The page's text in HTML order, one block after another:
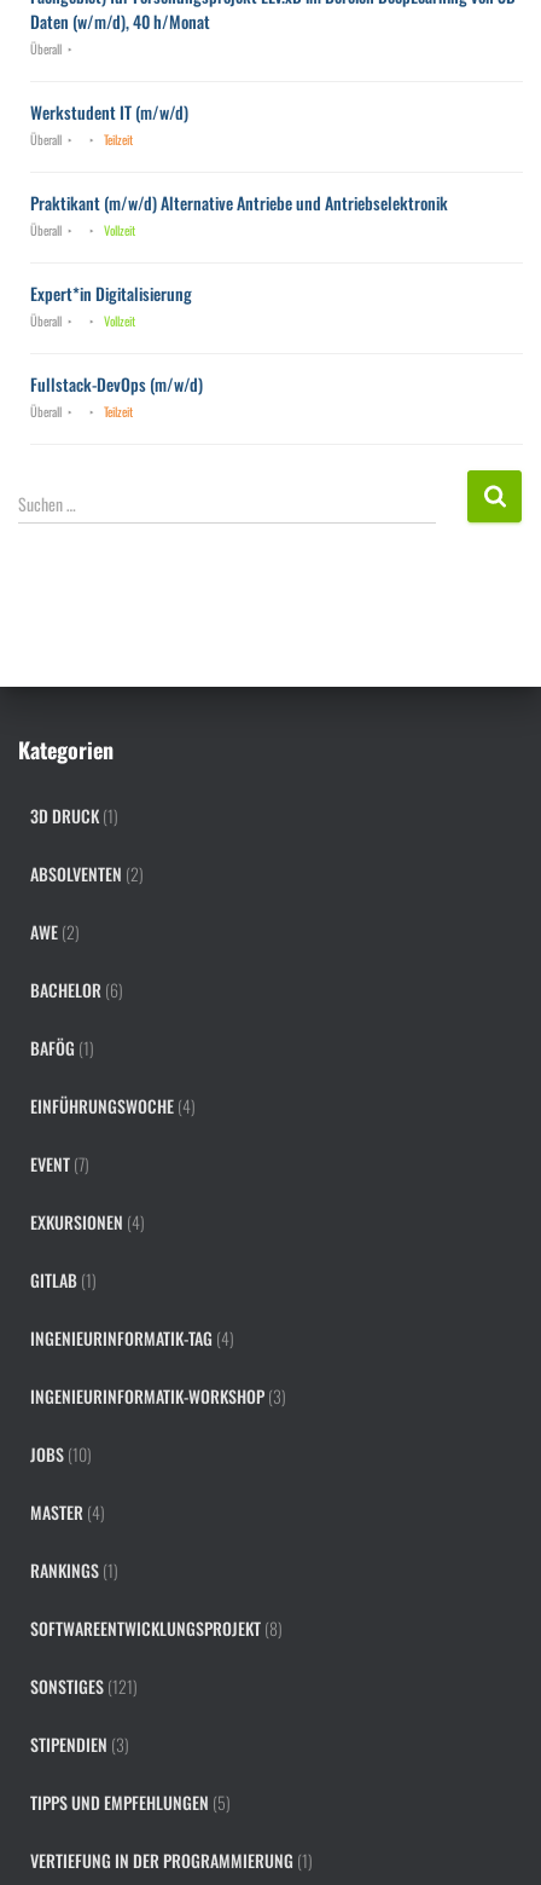
Daten (w/m/d), 40 h/Monat
Überall
Werkstudent IT (m/w/d)
Überall Teilzeit
Praktikant (m/w/d) Alternative Antriebe und Antriebselektronik
Überall Vollzeit
Expert*in Digitalisierung
Überall Vollzeit
Fullstack-DevOps (m/w/d)
Überall Teilzeit
S
u
:
Suchen …
Kategorien
3D DRUCK(1)
ABSOLVENTEN (2)
AWE(2)
BACHELOR(6)
BAFÖG (1)
EINFÜHRUNGSWOCHE(4)
EVENT(7)
EXKURSIONEN (4)
GITLAB(1)
INGENIEURINFORMATIK-TAG (4)
INGENIEURINFORMATIK-WORKSHOP(3)
JOBS(10)
MASTER(4)
RANKINGS(1)
SOFTWAREENTWICKLUNGSPROJEKT(8)
SONSTIGES(121)
STIPENDIEN (3)
TIPPS UND EMPFEHLUNGEN (5)
VERTIEFUNG IN DER PROGRAMMIERUNG (1)